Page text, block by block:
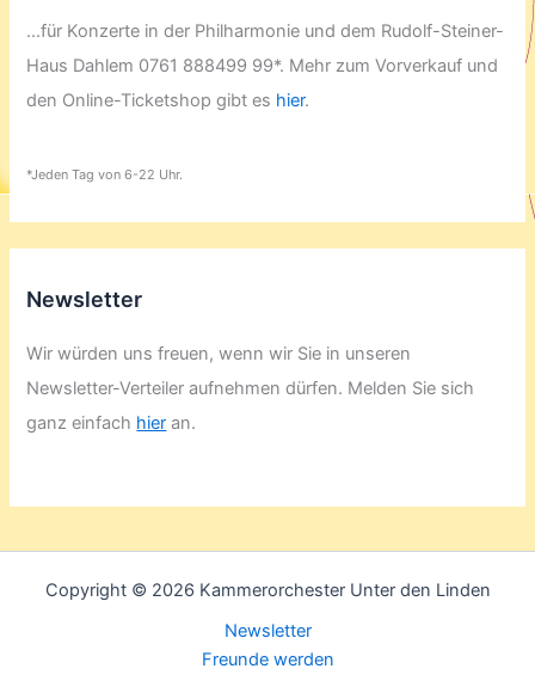
...für Konzerte in der Philharmonie und dem Rudolf-Steiner-
Haus Dahlem 0761 888499 99*. Mehr zum Vorverkauf und
den Online-Ticketshop gibt es hier.
*Jeden Tag von 6-22 Uhr.
Newsletter
Wir würden uns freuen, wenn wir Sie in unseren
Newsletter-Verteiler aufnehmen dürfen. Melden Sie sich
ganz einfach hier an.
Copyright © 2026 Kammerorchester Unter den Linden
Newsletter
Freunde werden